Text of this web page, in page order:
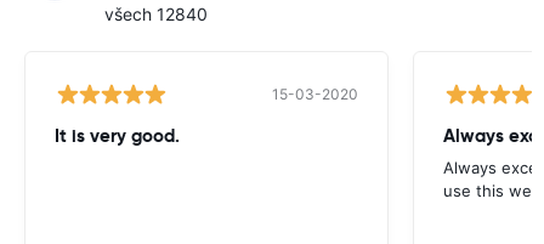
všech 12840
15-03-2020
It is very good. Always
Always
use this